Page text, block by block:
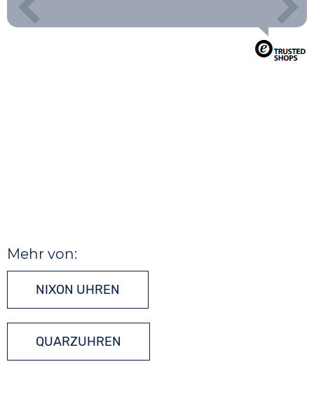
Mehr von:
NIXON UHREN
QUARZUHREN